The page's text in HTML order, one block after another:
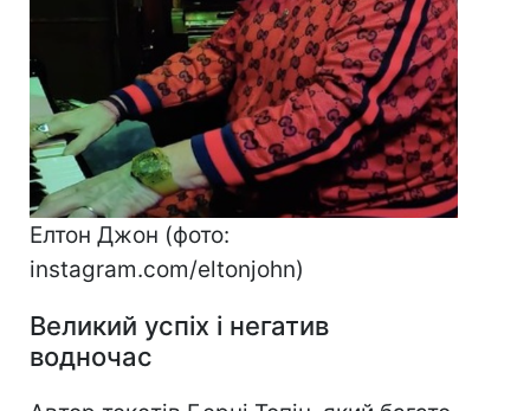
Елтон Джон (фото:
instagram.com/eltonjohn)
Великий успіх і негатив
водночас